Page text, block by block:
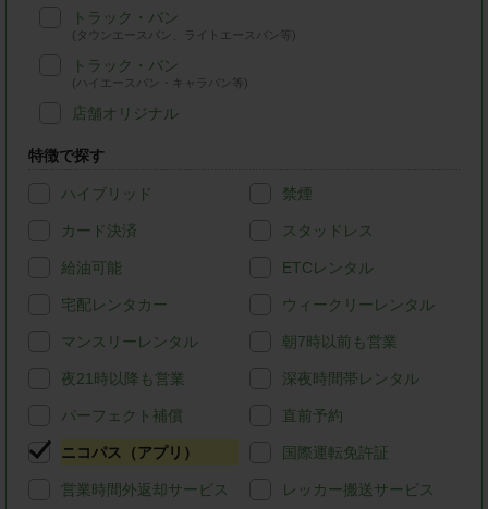
トラック・バン
(タウンエースバン、ライトエースバン等)
トラック・バン
(ハイエースバン・キャラバン等)
店舗オリジナル
特徴で探す
ハイブリッド 禁煙
カード決済 スタッドレス
給油可能 ETCレンタル
宅配レンタカー ウィークリーレンタル
マンスリーレンタル 朝7時以前も営業
夜21時以降も営業 深夜時間帯レンタル
パーフェクト補償 直前予約
ニコパス（アプリ） 国際運転免許証
営業時間外返却サービス レッカー搬送サービス